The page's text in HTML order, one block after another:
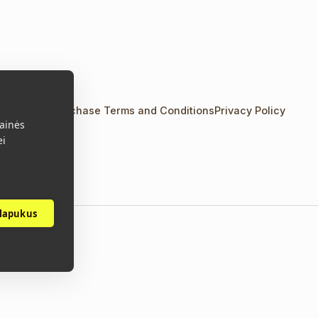
Purchase Terms and ConditionsPrivacy Policy